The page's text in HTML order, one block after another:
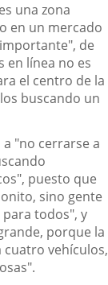
una zona
en un mercado
de
en línea no es
el centro de la
buscando un
"no cerrarse a
puesto que
sino gente
todos", y
porque la
cuatro vehículos,